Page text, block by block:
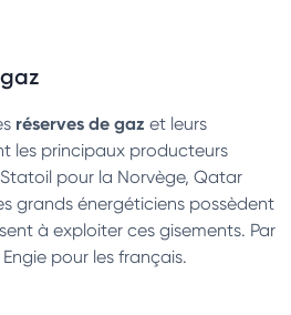
réserves de gaz et leurs
les principaux producteurs
pour la Norvège, Qatar
grands énergéticiens possèdent
à exploiter ces gisements. Par
pour les français.